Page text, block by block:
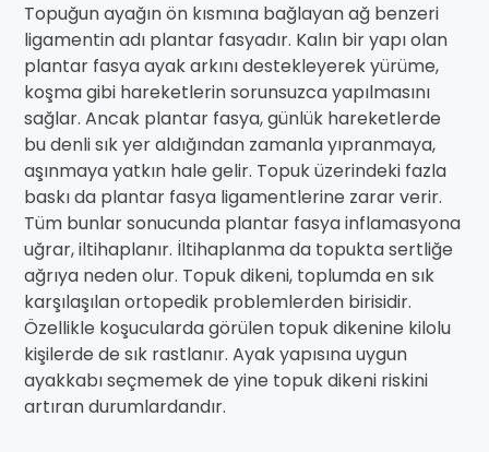
Topuğun ayağın ön kısmına bağlayan ağ benzeri
ligamentin adı plantar fasyadır. Kalın bir yapı olan
plantar fasya ayak arkını destekleyerek yürüme,
koşma gibi hareketlerin sorunsuzca yapılmasını
sağlar. Ancak plantar fasya, günlük hareketlerde
bu denli sık yer aldığından zamanla yıpranmaya,
aşınmaya yatkın hale gelir. Topuk üzerindeki fazla
baskı da plantar fasya ligamentlerine zarar verir.
Tüm bunlar sonucunda plantar fasya inflamasyona
uğrar, iltihaplanır. İltihaplanma da topukta sertliğe
ağrıya neden olur. Topuk dikeni, toplumda en sık
karşılaşılan ortopedik problemlerden birisidir.
Özellikle koşucularda görülen topuk dikenine kilolu
kişilerde de sık rastlanır. Ayak yapısına uygun
ayakkabı seçmemek de yine topuk dikeni riskini
artıran durumlardandır.